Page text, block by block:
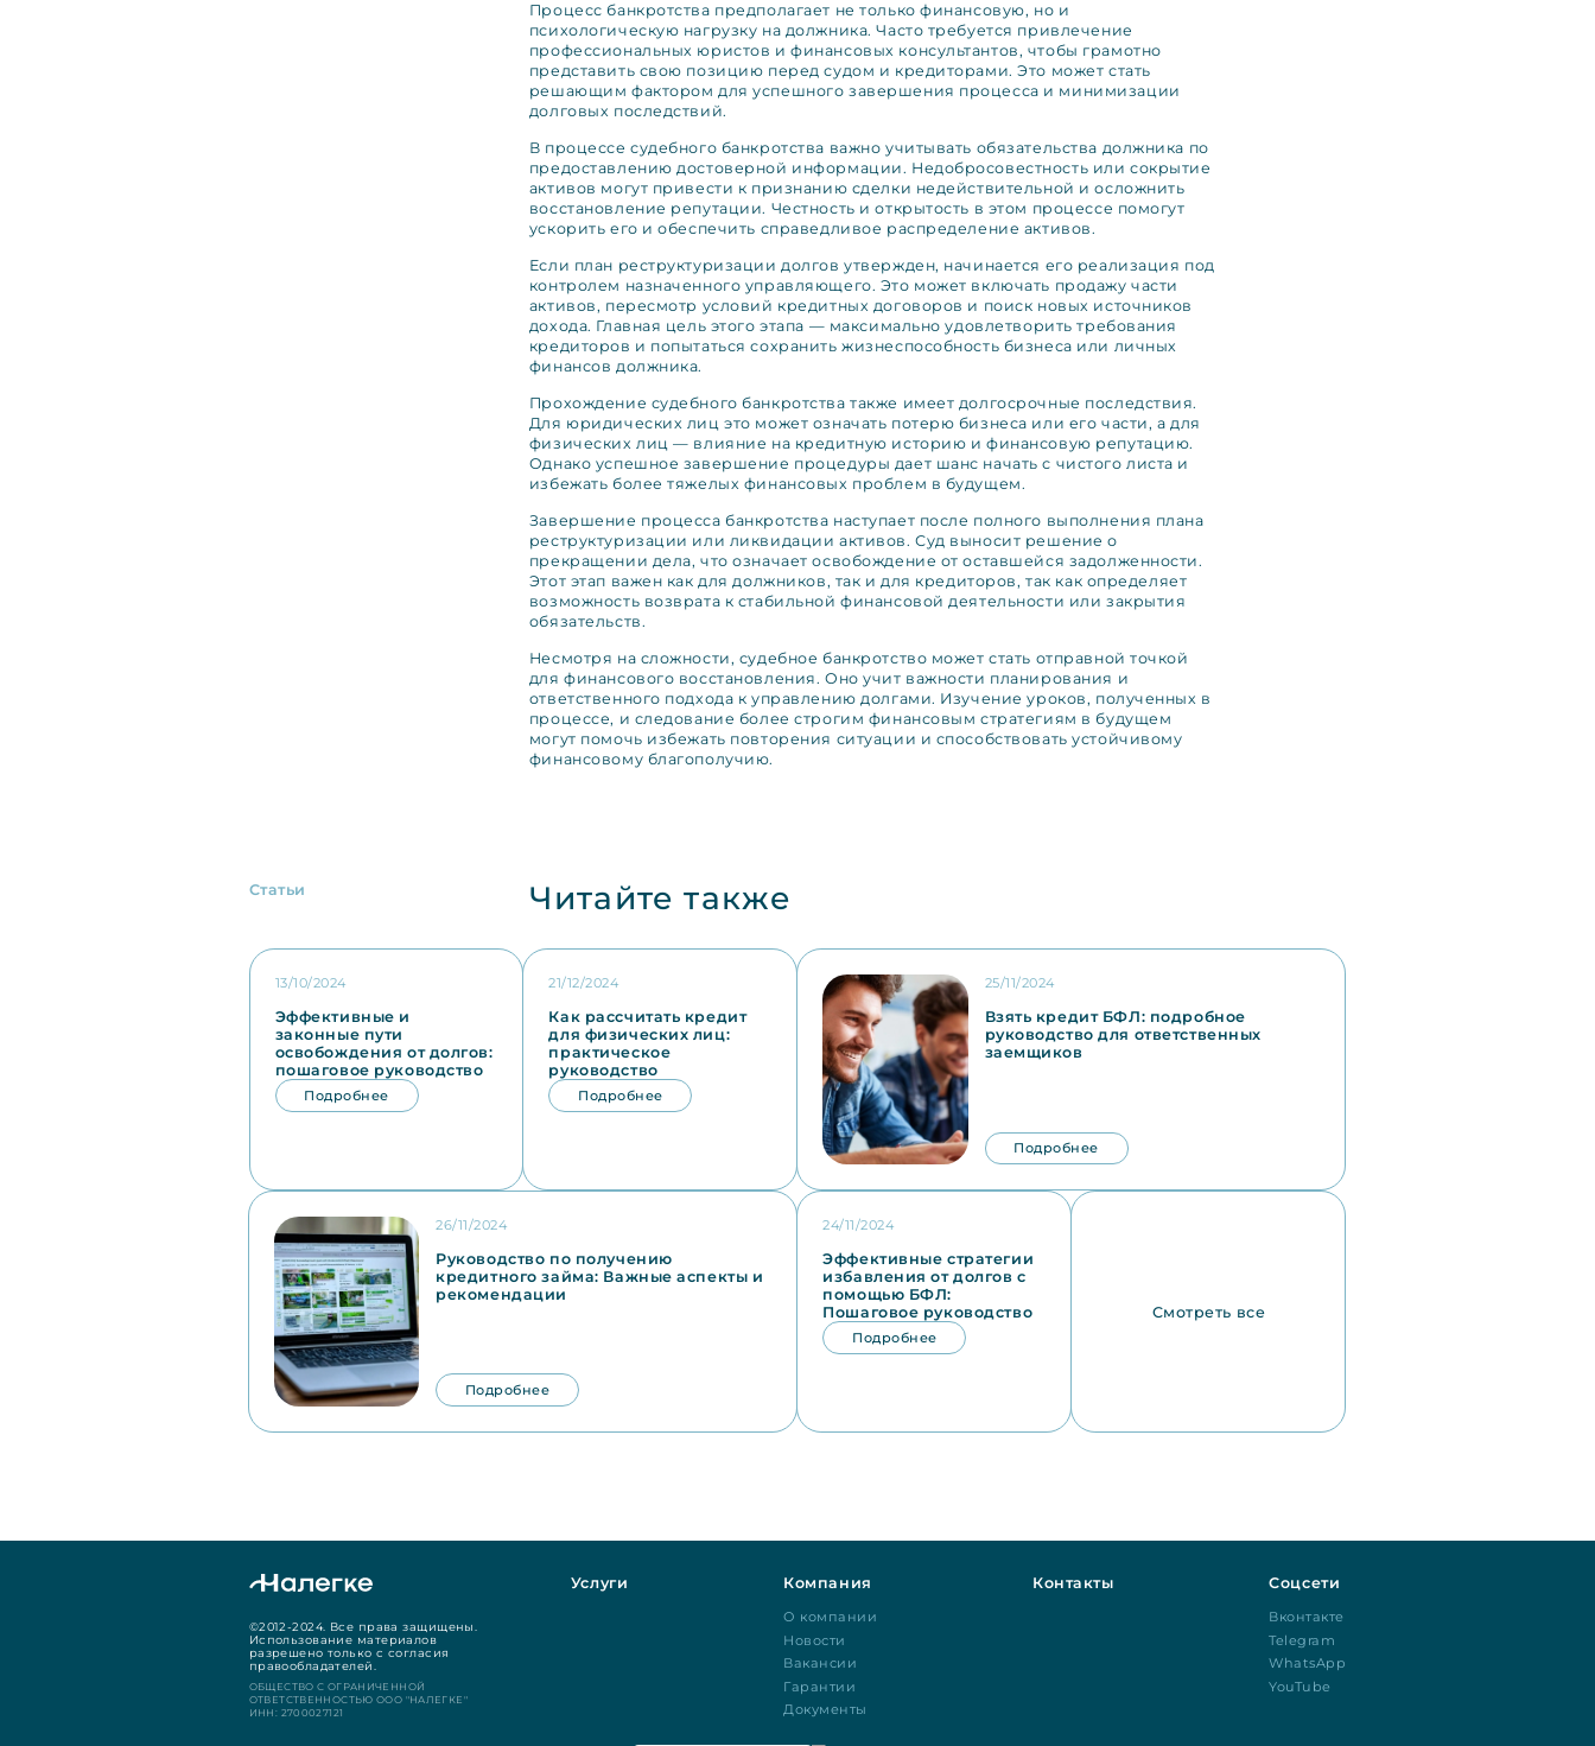
Процесс банкротства предполагает не только финансовую, но и
психологическую нагрузку на должника. Часто требуется привлечение
профессиональных юристов и финансовых консультантов, чтобы грамотно
представить свою позицию перед судом и кредиторами. Это может стать
решающим фактором для успешного завершения процесса и минимизации
долговых последствий.
В процессе судебного банкротства важно учитывать обязательства должника по
предоставлению достоверной информации. Недобросовестность или сокрытие
активов могут привести к признанию сделки недействительной и осложнить
восстановление репутации. Честность и открытость в этом процессе помогут
ускорить его и обеспечить справедливое распределение активов.
Если план реструктуризации долгов утвержден, начинается его реализация под
контролем назначенного управляющего. Это может включать продажу части
активов, пересмотр условий кредитных договоров и поиск новых источников
дохода. Главная цель этого этапа — максимально удовлетворить требования
кредиторов и попытаться сохранить жизнеспособность бизнеса или личных
финансов должника.
Прохождение судебного банкротства также имеет долгосрочные последствия.
Для юридических лиц это может означать потерю бизнеса или его части, а для
физических лиц — влияние на кредитную историю и финансовую репутацию.
Однако успешное завершение процедуры дает шанс начать с чистого листа и
избежать более тяжелых финансовых проблем в будущем.
Завершение процесса банкротства наступает после полного выполнения плана
реструктуризации или ликвидации активов. Суд выносит решение о
прекращении дела, что означает освобождение от оставшейся задолженности.
Этот этап важен как для должников, так и для кредиторов, так как определяет
возможность возврата к стабильной финансовой деятельности или закрытия
обязательств.
Несмотря на сложности, судебное банкротство может стать отправной точкой
для финансового восстановления. Оно учит важности планирования и
ответственного подхода к управлению долгами. Изучение уроков, полученных в
процессе, и следование более строгим финансовым стратегиям в будущем
могут помочь избежать повторения ситуации и способствовать устойчивому
финансовому благополучию.
Статьи Читайте также
13/10/2024
Эффективные и
законные пути
освобождения от долгов:
пошаговое руководство
Подробнее
21/12/2024
Как рассчитать кредит
для физических лиц:
практическое
руководство
Подробнее
25/11/2024
Взять кредит БФЛ: подробное
руководство для ответственных
заемщиков
Подробнее
26/11/2024
Руководство по получению
кредитного займа: Важные аспекты и
рекомендации
Подробнее
24/11/2024
Эффективные стратегии
избавления от долгов с
помощью БФЛ:
Пошаговое руководство
Подробнее
Смотреть все
©2012-2024. Все права защищены.
Использование материалов
разрешено только с согласия
правообладателей.
ОБЩЕСТВО С ОГРАНИЧЕННОЙ
ОТВЕТСТВЕННОСТЬЮ ООО "НАЛЕГКЕ"
ИНН: 2700027121
Услуги Компания
О компании
Новости
Вакансии
Гарантии
Документы
Контакты Соцсети
Вконтакте
Telegram
WhatsApp
YouTube